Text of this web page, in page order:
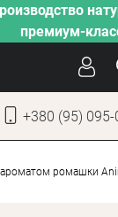
премиум-
+380 (95) 095-
ромашки